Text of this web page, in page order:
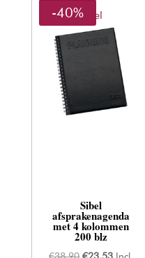
Sibel
-40%
Sibel
afsprakenagenda
met 4 kolommen
200 blz
Oorspronkelijke
Huidige